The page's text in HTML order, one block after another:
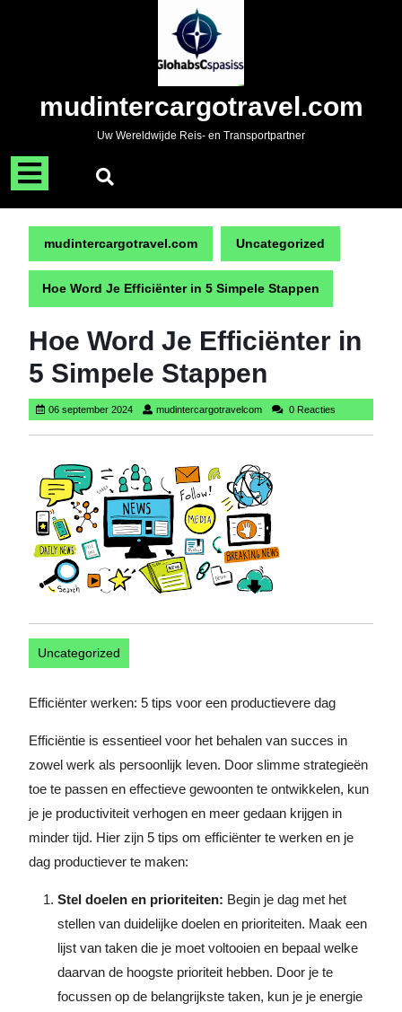
mudintercargotravel.com
Uw Wereldwijde Reis- en Transportpartner
Menu
openen
mudintercargotravel.com Uncategorized
Hoe Word Je Efficiënter in 5 Simpele Stappen
Hoe Word Je Efficiënter in
5 Simpele Stappen
06 september 202406
september
2024
mudintercargotravelcommudintercargotravelcom
0 Reacties
Uncategorized
Efficiënter werken: 5 tips voor een productievere dag
Efficiëntie is essentieel voor het behalen van succes in
zowel werk als persoonlijk leven. Door slimme strategieën
toe te passen en effectieve gewoonten te ontwikkelen, kun
je je productiviteit verhogen en meer gedaan krijgen in
minder tijd. Hier zijn 5 tips om efficiënter te werken en je
dag productiever te maken:
Stel doelen en prioriteiten: Begin je dag met het
stellen van duidelijke doelen en prioriteiten. Maak een
lijst van taken die je moet voltooien en bepaal welke
daarvan de hoogste prioriteit hebben. Door je te
focussen op de belangrijkste taken, kun je je energie